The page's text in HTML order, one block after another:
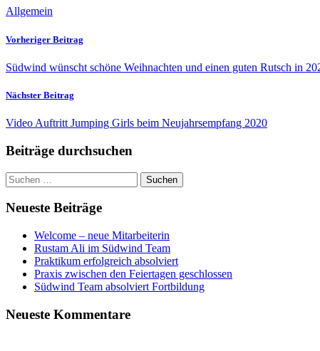
Allgemein
Vorheriger Beitrag
Südwind wünscht schöne Weihnachten und einen guten Rutsch in
Nächster Beitrag
Video Auftritt Jumping Girls beim Neujahrsempfang 2020
Beiträge durchsuchen
Suchen
nach:
Neueste Beiträge
Welcome – neue Mitarbeiterin
Rustam Ali im Südwind Team
Praktikum erfolgreich absolviert
Praxis zwischen den Feiertagen geschlossen
Südwind Team absolviert Fortbildung
Neueste Kommentare